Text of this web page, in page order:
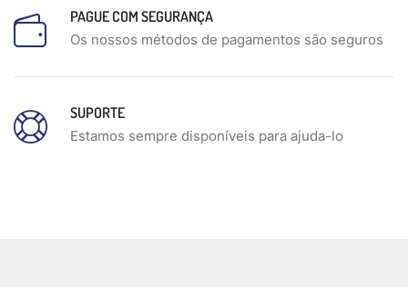
PAGUE COM SEGURANÇA
Os nossos métodos de pagamentos são seguros
SUPORTE
Estamos sempre disponíveis para ajuda-lo